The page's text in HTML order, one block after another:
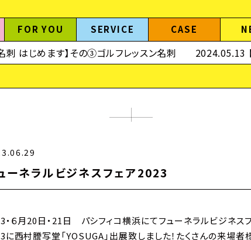
FOR YOU SERVICE CASE
ます】その③ゴルフレッスン名刺 2024.05.13 【FOR
ーネラルビジネスフェア2023
・６月20日・21日 パシフィコ横浜にてフューネラルビジネス
に西村謄写堂「YOSUGA」出展致しました！たくさんの来場者